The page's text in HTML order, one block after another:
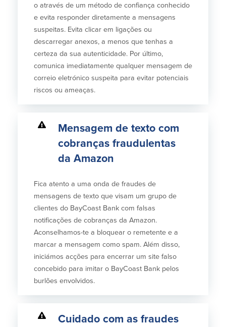
o através de um método de confiança conhecido
e evita responder diretamente a mensagens
suspeitas. Evita clicar em ligações ou
descarregar anexos, a menos que tenhas a
certeza da sua autenticidade. Por último,
comunica imediatamente qualquer mensagem de
correio eletrónico suspeita para evitar potenciais
riscos ou ameaças.
Mensagem de texto com
cobranças fraudulentas
da Amazon
Fica atento a uma onda de fraudes de
mensagens de texto que visam um grupo de
clientes do BayCoast Bank com falsas
notificações de cobranças da Amazon.
Aconselhamos-te a bloquear o remetente e a
marcar a mensagem como spam. Além disso,
iniciámos acções para encerrar um site falso
concebido para imitar o BayCoast Bank pelos
burlões envolvidos.
Cuidado com as fraudes